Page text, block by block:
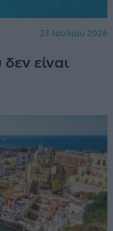
23 Ιουλίου 2026
είναι